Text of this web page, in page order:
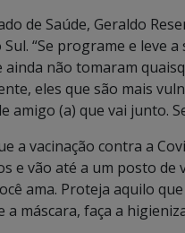
de Saúde, Geraldo
“Se programe e leve
ainda não tomaram
eles que são mais
amigo (a) que vai junto.
a vacinação contra a
e vão até a um posto de
ama. Proteja aquilo
a máscara, faça a